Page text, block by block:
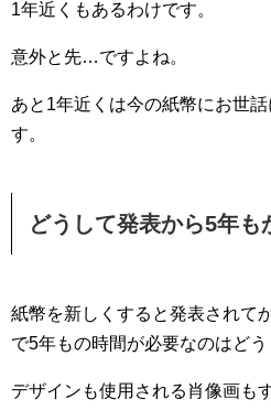
1年近くもあるわけです。
意外と先…ですよね。
あと1年近くは今の紙幣にお世
す。
どうして発表から5年も
紙幣を新しくすると発表されて
で5年もの時間が必要なのはどう
デザインも使用される肖像画も